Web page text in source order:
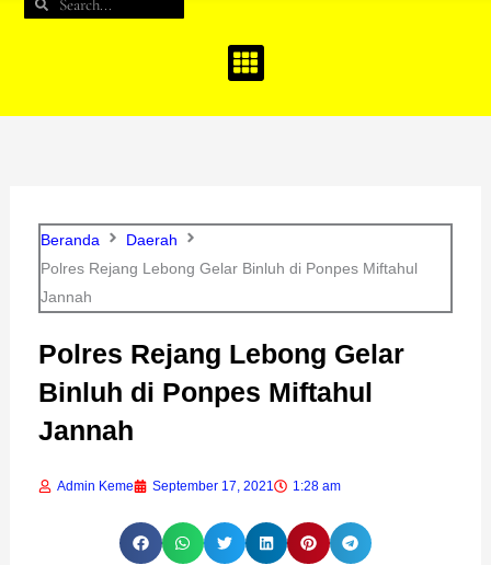
Beranda
Daerah
Polres Rejang Lebong Gelar Binluh di Ponpes Miftahul
Jannah
Polres Rejang Lebong Gelar
Binluh di Ponpes Miftahul
Jannah
Admin Keme September 17, 2021 1:28 am